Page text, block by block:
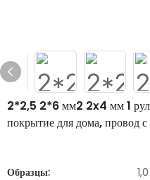
2*2,5 2*6 мм2 2x4 мм 1
покрытие для дома, провод
Образцы: